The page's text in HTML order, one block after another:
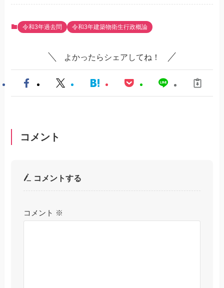
令和3年過去問 令和3年建築物衛生行政概論
よかったらシェアしてね！
コメント
コメントする
コメント ※